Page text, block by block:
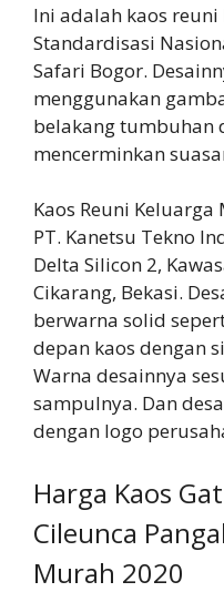
Ini adalah kaos
Standardisasi
Safari Bogor.
menggunakan
belakang tumbuhan
mencerminkan
Kaos Reuni
PT. Kanetsu Tekno
Delta Silicon 2,
Cikarang, Bekasi.
berwarna solid
depan kaos dengan
Warna desainnya
sampulnya. Dan
dengan logo
Harga Kaos
Cileunca
Murah 2020